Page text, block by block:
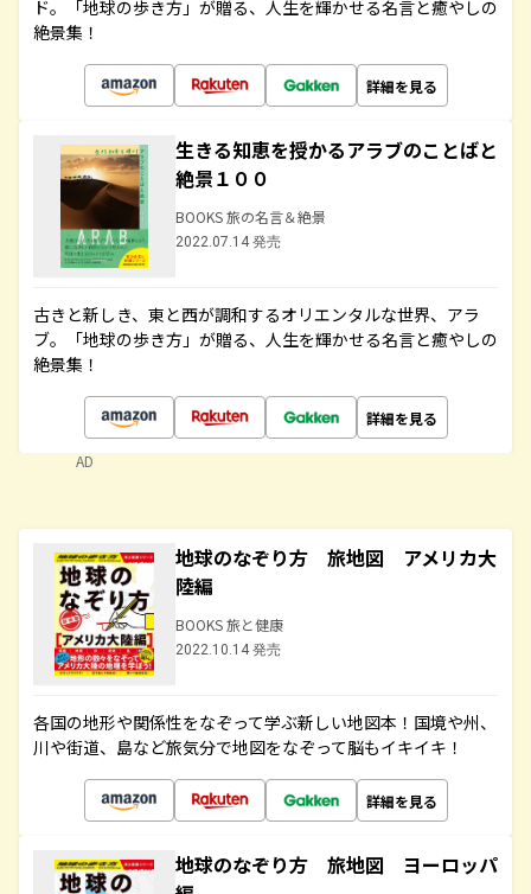
ド。「地球の歩き方」が贈る、人生を輝かせる名言と癒やしの
絶景集！
詳細を見る
生きる知恵を授かるアラブのことばと
絶景１００
BOOKS 旅の名言＆絶景
2022.07.14 発売
古きと新しき、東と西が調和するオリエンタルな世界、アラ
ブ。「地球の歩き方」が贈る、人生を輝かせる名言と癒やしの
絶景集！
詳細を見る
AD
地球のなぞり方 旅地図 アメリカ大
陸編
BOOKS 旅と健康
2022.10.14 発売
各国の地形や関係性をなぞって学ぶ新しい地図本！国境や州、
川や街道、島など旅気分で地図をなぞって脳もイキイキ！
詳細を見る
地球のなぞり方 旅地図 ヨーロッパ